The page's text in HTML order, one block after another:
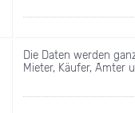
Die Daten werden
Mieter, Käufer, Ämter